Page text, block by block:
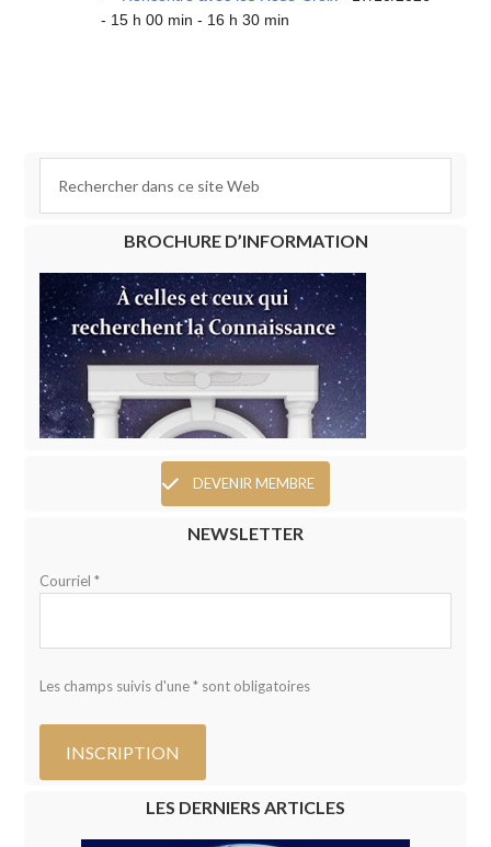
- 15 h 00 min - 16 h 30 min
BROCHURE D’INFORMATION
DEVENIR MEMBRE
NEWSLETTER
Courriel *
Les champs suivis d'une * sont obligatoires
LES DERNIERS ARTICLES